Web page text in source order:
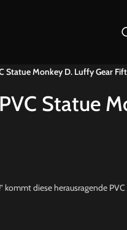
Statue Monkey D. Luffy Gear
Statue
diese herausragende